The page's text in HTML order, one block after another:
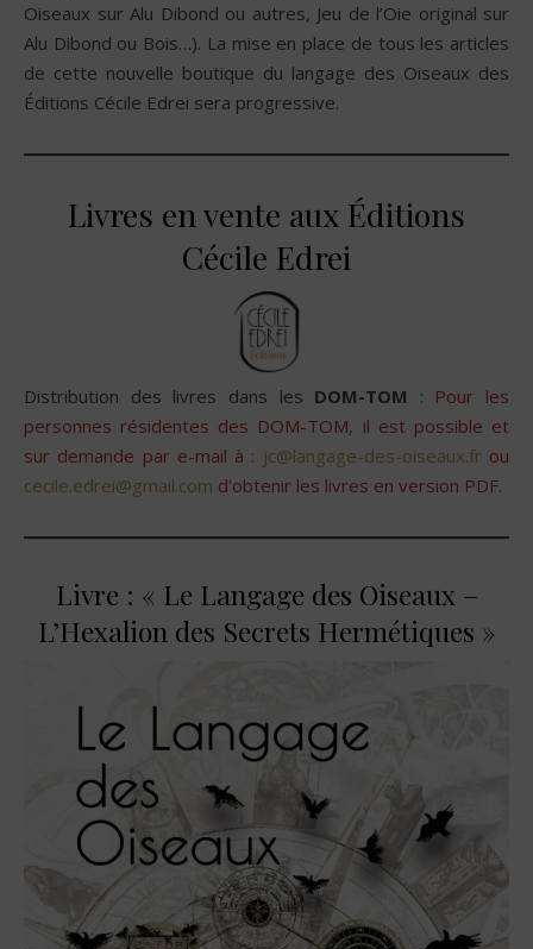
Oiseaux sur Alu Dibond ou autres, Jeu de l’Oie original sur
Alu Dibond ou Bois…). La mise en place de tous les articles
de cette nouvelle boutique du langage des Oiseaux des
Éditions Cécile Edrei sera progressive.
Livres en vente aux Éditions
Cécile Edrei
Distribution des livres dans les DOM-TOM : Pour les
personnes résidentes des DOM-TOM, il est possible et
sur demande par e-mail à : jc@langage-des-oiseaux.fr ou
cecile.edrei@gmail.com d’obtenir les livres en version PDF.
Livre : « Le Langage des Oiseaux –
L’Hexalion des Secrets Hermétiques »